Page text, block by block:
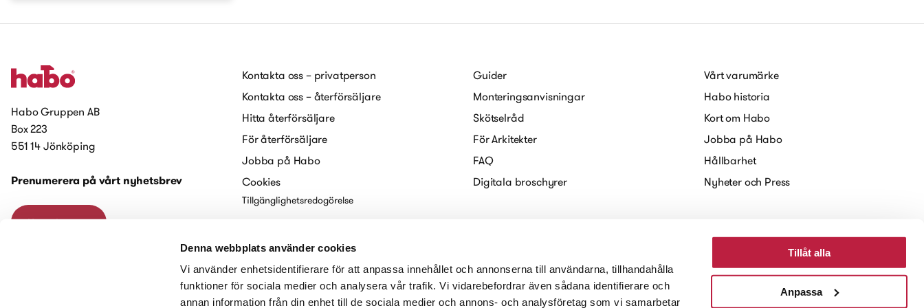
Denna webbplats använder cookies
Vi använder enhetsidentifierare för att anpassa innehållet och annonserna till användarna, tillhandahålla
funktioner för sociala medier och analysera vår trafik. Vi vidarebefordrar även sådana identifierare och
annan information från din enhet till de sociala medier och annons- och analysföretag som vi samarbetar
Tillåt alla
Anpassa
Habo Gruppen AB
Box 223
551 14 Jönköping
Prenumerera på vårt nyhetsbrev
Kontakta oss
Kontakta oss – privatperson
Kontakta oss – återförsäljare
Hitta återförsäljare
För återförsäljare
Jobba på Habo
Cookies
Tillgänglighetsredogörelse
Guider
Monteringsanvisningar
Skötselråd
För Arkitekter
FAQ
Digitala broschyrer
Vårt varumärke
Habo historia
Kort om Habo
Jobba på Habo
Hållbarhet
Nyheter och Press